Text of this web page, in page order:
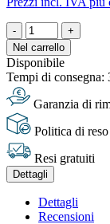
-
+
Nel carrello
Disponibile
Tempi di consegna:
Garanzia di
Politica di
Resi gratuiti
Dettagli
Dettagli
Recensioni